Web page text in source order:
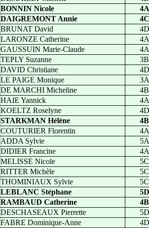
BONNIN Nicole
4A
DAIGREMONT Annie
4C
BRUNAT David
4D
LARONZE Catherine
4A
GAUSSUIN Marie-Claude
4A
TEPLY Suzanne
3B
DAVID Christiane
4D
LE PAIGE Monique
3A
DE MARCHI Micheline
4B
HAIE Yannick
4A
KOELTZ Roselyne
4D
STARKMAN Hélène
4B
COUTURIER Florentin
4A
ADDA Sylvie
5A
DIDIER Francine
4A
MELISSE Nicole
5C
RITTER Michèle
5C
THOMINIAUX Sylvie
5C
LEBLANC Stéphane
5D
RAMBAUD Catherine
4B
DESCHASEAUX Pierrette
5D
FABRE Dominique-Anne
4D